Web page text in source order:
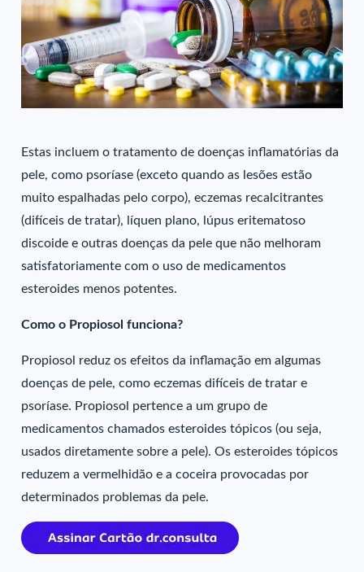
Estas incluem o tratamento de doenças inflamatórias da
pele, como psoríase (exceto quando as lesões estão
muito espalhadas pelo corpo), eczemas recalcitrantes
(difíceis de tratar), líquen plano, lúpus eritematoso
discoide e outras doenças da pele que não melhoram
satisfatoriamente com o uso de medicamentos
esteroides menos potentes.
Como o Propiosol funciona?
Propiosol reduz os efeitos da inflamação em algumas
doenças de pele, como eczemas difíceis de tratar e
psoríase. Propiosol pertence a um grupo de
medicamentos chamados esteroides tópicos (ou seja,
usados diretamente sobre a pele). Os esteroides tópicos
reduzem a vermelhidão e a coceira provocadas por
determinados problemas da pele.